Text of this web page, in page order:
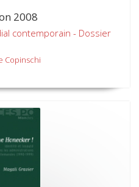
2008
contemporain - Dossier
Copinschi